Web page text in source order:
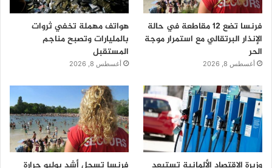
فرنسا تضع 12 مقاطعة في حالة
الإنذار البرتقالي مع استمرار موجة
الحر
أغسطس 8, 2026
هواتف مهملة تخفي ثروات
بالمليارات وتصبح مناجم
المستقبل
أغسطس 8, 2026